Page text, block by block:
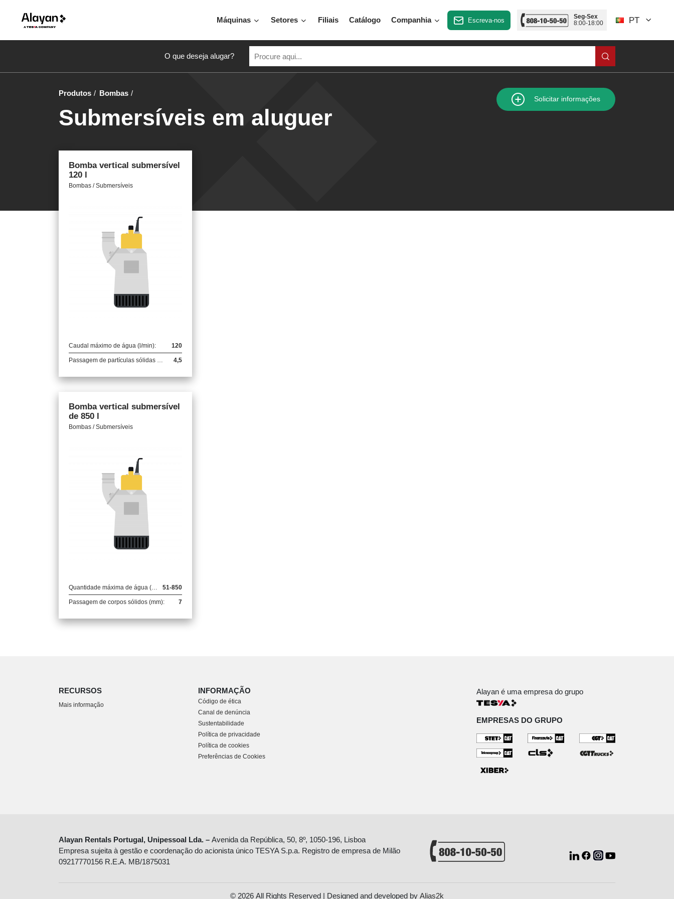
Máquinas Setores Filiais Catálogo Companhia Escreva-nos
Seg-Sex
8:00-18:00
PT
O que deseja alugar?
Produtos Bombas
Submersíveis em aluguer
Solicitar informações
Bomba vertical submersível
120 l
Bombas / Submersíveis
Caudal máximo de água (l/min): 120
Passagem de partículas sólidas (mm): 4,5
Bomba vertical submersível
de 850 l
Bombas / Submersíveis
51-850
Passagem de corpos sólidos (mm): 7
RECURSOS
Mais informação
INFORMAÇÃO
Código de ética
Canal de denúncia
Sustentabilidade
Política de privacidade
Política de cookies
Preferências de Cookies
Alayan é uma empresa do grupo
EMPRESAS DO GRUPO
Alayan Rentals Portugal, Unipessoal Lda. – Avenida da República, 50, 8º, 1050-196, Lisboa
Empresa sujeita à gestão e coordenação do acionista único TESYA S.p.a. Registro de empresa de Milão
09217770156 R.E.A. MB/1875031
© 2026 All Rights Reserved | Designed and developed by Alias2k